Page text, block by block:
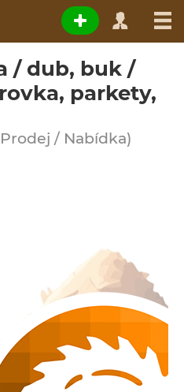
/ dub, buk /
parkety,
/ Nabídka)